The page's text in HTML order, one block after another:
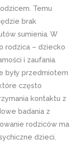
Temu
brak
sumienia. W
rodzica – dziecko
i zaufania.
były przedmiotem
często
kontaktu z
badania z
rodziców ma
dzieci.